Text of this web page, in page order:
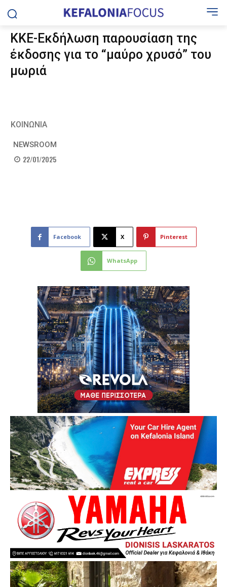
ΚΚΕ-Εκδήλωση παρουσίαση της
έκδοσης για το “μαύρο χρυσό” του
μωριά
ΚΟΙΝΩΝΙΑ
NEWSROOM
22/01/2025
Facebook X Pinterest
WhatsApp